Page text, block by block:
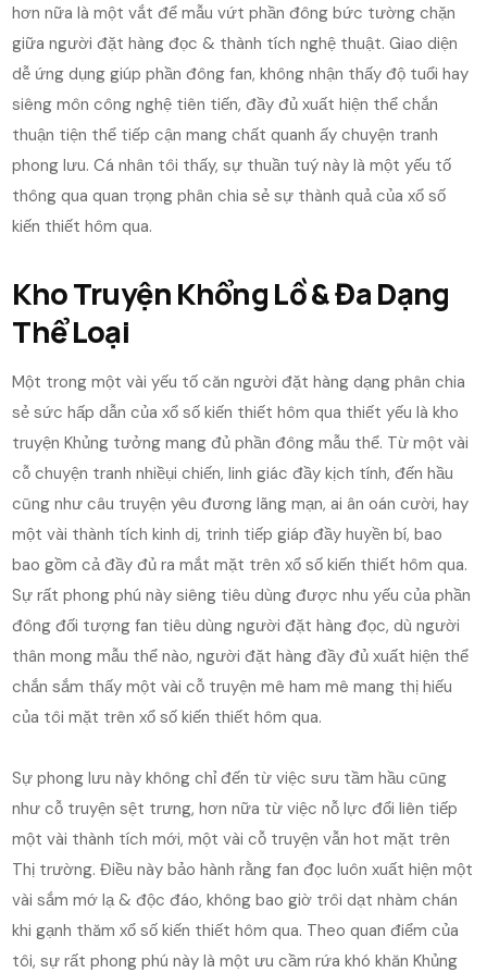
hơn nữa là một vắt để mẫu vứt phần đông bức tường chặn
giữa người đặt hàng đọc & thành tích nghệ thuật. Giao diện
dễ ứng dụng giúp phần đông fan, không nhận thấy độ tuổi hay
siêng môn công nghệ tiên tiến, đầy đủ xuất hiện thể chắn
thuận tiện thể tiếp cận mang chất quanh ấy chuyện tranh
phong lưu. Cá nhân tôi thấy, sự thuần tuý này là một yếu tố
thông qua quan trọng phân chia sẻ sự thành quả của xổ số
kiến thiết hôm qua.
Kho Truyện Khổng Lồ & Đa Dạng
Thể Loại
Một trong một vài yếu tố căn người đặt hàng dạng phân chia
sẻ sức hấp dẫn của xổ số kiến thiết hôm qua thiết yếu là kho
truyện Khủng tưởng mang đủ phần đông mẫu thể. Từ một vài
cỗ chuyện tranh nhiềụi chiến, linh giác đầy kịch tính, đến hầu
cũng như câu truyện yêu đương lãng mạn, ai ân oán cười, hay
một vài thành tích kinh dị, trinh tiếp giáp đầy huyền bí, bao
bao gồm cả đầy đủ ra mắt mặt trên xổ số kiến thiết hôm qua.
Sự rất phong phú này siêng tiêu dùng được nhu yếu của phần
đông đối tượng fan tiêu dùng người đặt hàng đọc, dù người
thân mong mẫu thể nào, người đặt hàng đầy đủ xuất hiện thể
chắn sắm thấy một vài cỗ truyện mê ham mê mang thị hiếu
của tôi mặt trên xổ số kiến thiết hôm qua.
Sự phong lưu này không chỉ đến từ việc sưu tầm hầu cũng
như cỗ truyện sệt trưng, hơn nữa từ việc nỗ lực đổi liên tiếp
một vài thành tích mới, một vài cỗ truyện vẫn hot mặt trên
Thị trường. Điều này bảo hành rằng fan đọc luôn xuất hiện một
vài sắm mớ lạ & độc đáo, không bao giờ trôi dạt nhàm chán
khi gạnh thăm xổ số kiến thiết hôm qua. Theo quan điểm của
tôi, sự rất phong phú này là một ưu cầm rứa khó khăn Khủng